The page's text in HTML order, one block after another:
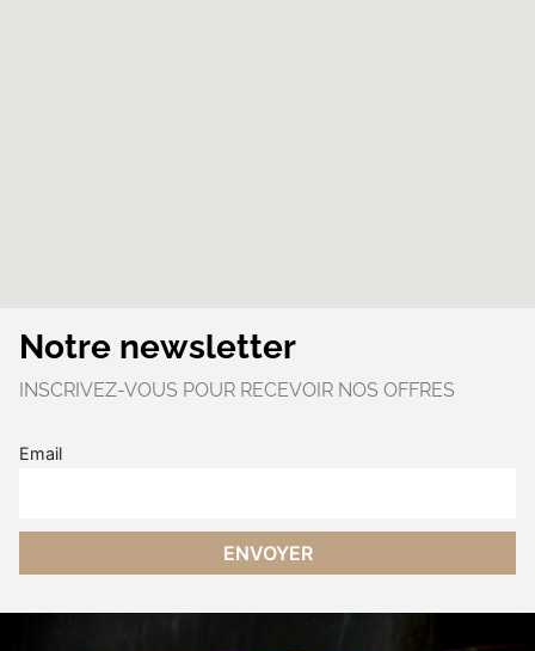
Notre newsletter
INSCRIVEZ-VOUS POUR RECEVOIR NOS OFFRES
Email